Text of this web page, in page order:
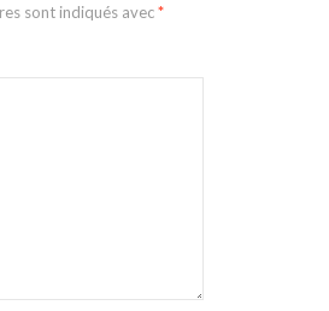
sont indiqués avec*